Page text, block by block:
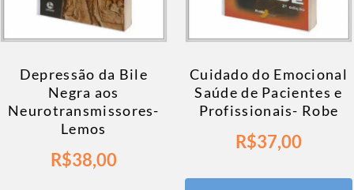
Depressão da Bile
Negra aos
Neurotransmissores-
Lemos
R$38,00
Cuidado do Emocional
Saúde de Pacientes e
Profissionais- Robe
R$37,00